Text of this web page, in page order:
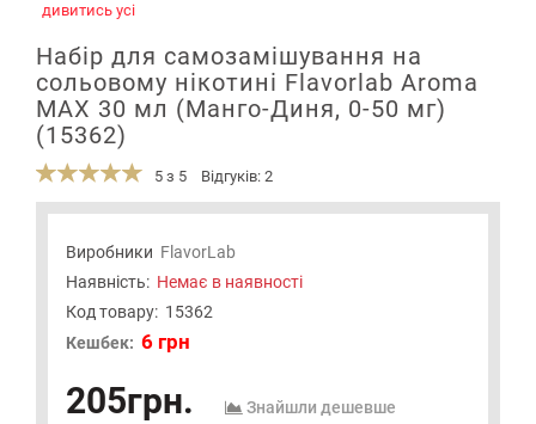
дивитись усі
Набір для самозамішування на
сольовому нікотині Flavorlab Aroma
MAX 30 мл (Манго-Диня, 0-50 мг)
(15362)
5 з 5 Відгуків: 2
Виробники FlavorLab
Наявність: Немає в наявності
Код товару: 15362
Кешбек: 6 грн
205грн. Знайшли дешевше